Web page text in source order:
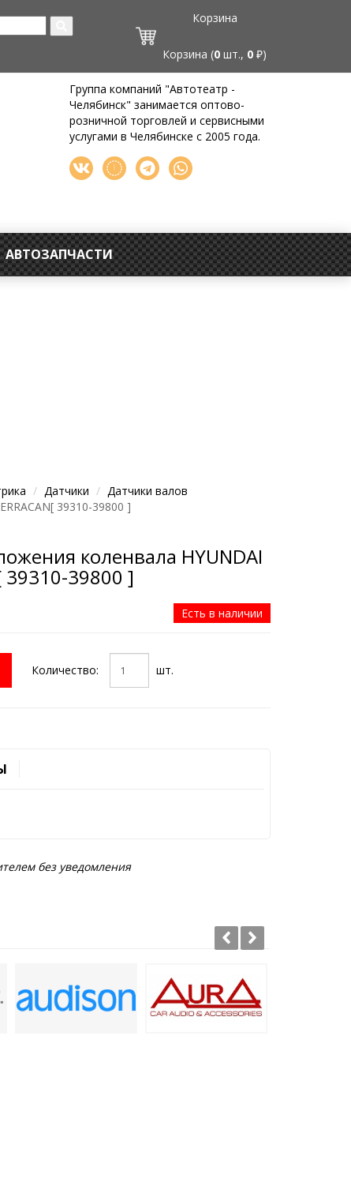
Корзина
Корзина (0 шт., 0 ₽)
Группа компаний "Автотеатр -
Челябинск" занимается оптово-
розничной торговлей и сервисными
услугами в Челябинске с 2005 года.
АВТОЗАПЧАСТИ
Датчики
Датчики валов
39310-39800 ]
коленвала HYUNDAI
39310-39800 ]
Есть в наличии
Количество: шт.
без уведомления